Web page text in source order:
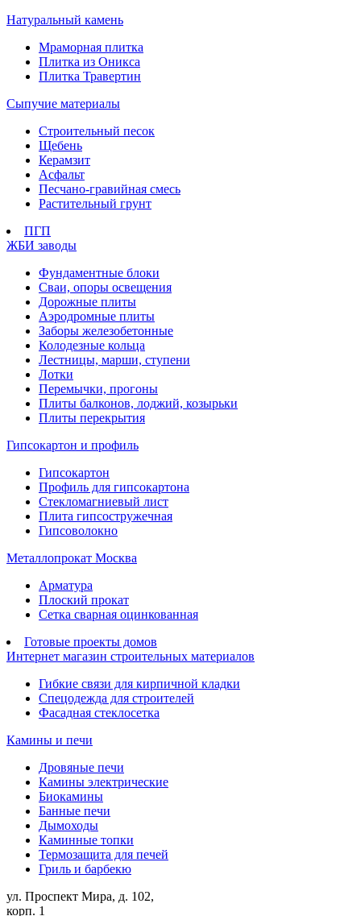
Натуральный камень
Мраморная плитка
Плитка из Оникса
Плитка Травертин
Сыпучие материалы
Строительный песок
Щебень
Керамзит
Асфальт
Песчано-гравийная смесь
Растительный грунт
ПГП
ЖБИ заводы
Фундаментные блоки
Сваи, опоры освещения
Дорожные плиты
Аэродромные плиты
Заборы железобетонные
Колодезные кольца
Лестницы, марши, ступени
Лотки
Перемычки, прогоны
Плиты балконов, лоджий, козырьки
Плиты перекрытия
Гипсокартон и профиль
Гипсокартон
Профиль для гипсокартона
Стекломагниевый лист
Плита гипсостружечная
Гипсоволокно
Металлопрокат Москва
Арматура
Плоский прокат
Сетка сварная оцинкованная
Готовые проекты домов
Интернет магазин строительных материалов
Гибкие связи для кирпичной кладки
Спецодежда для строителей
Фасадная стеклосетка
Камины и печи
Дровяные печи
Камины электрические
Биокамины
Банные печи
Дымоходы
Каминные топки
Термозащита для печей
Гриль и барбекю
ул. Проспект Мира, д. 102,
корп. 1